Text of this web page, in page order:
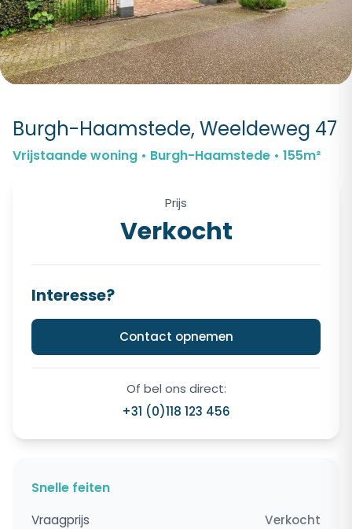
Burgh-Haamstede, Weeldeweg 47
Vrijstaande woning • Burgh-Haamstede • 155m²
Prijs
Verkocht
Interesse?
Contact opnemen
Of bel ons direct:
+31 (0)118 123 456
Snelle feiten
Vraagprijs
Verkocht